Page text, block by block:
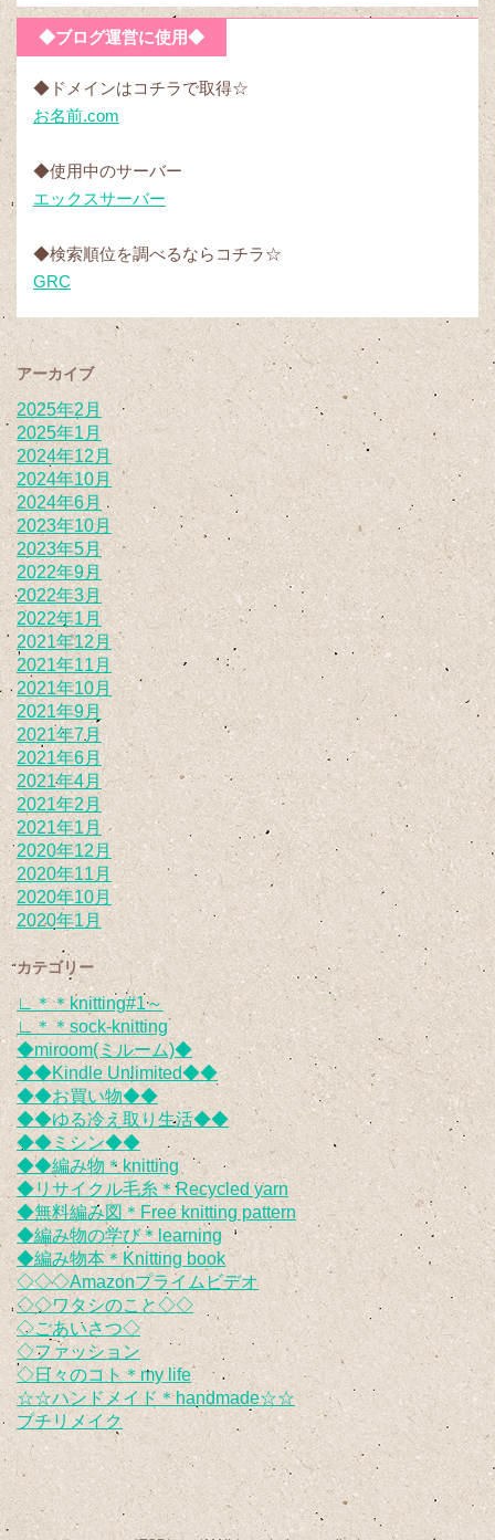
◆ブログ運営に使用◆
◆ドメインはコチラで取得☆
お名前.com
◆使用中のサーバー
エックスサーバー
◆検索順位を調べるならコチラ☆
GRC
アーカイブ
2025年2月
2025年1月
2024年12月
2024年10月
2024年6月
2023年10月
2023年5月
2022年9月
2022年3月
2022年1月
2021年12月
2021年11月
2021年10月
2021年9月
2021年7月
2021年6月
2021年4月
2021年2月
2021年1月
2020年12月
2020年11月
2020年10月
2020年1月
カテゴリー
∟＊＊knitting#1～
∟＊＊sock-knitting
◆miroom(ミルーム)◆
◆◆Kindle Unlimited◆◆
◆◆お買い物◆◆
◆◆ゆる冷え取り生活◆◆
◆◆ミシン◆◆
◆◆編み物＊knitting
◆リサイクル毛糸＊Recycled yarn
◆無料編み図＊Free knitting pattern
◆編み物の学び＊learning
◆編み物本＊Knitting book
◇◇◇Amazonプライムビデオ
◇◇ワタシのこと◇◇
◇ごあいさつ◇
◇ファッション
◇日々のコト＊my life
☆☆ハンドメイド＊handmade☆☆
プチリメイク